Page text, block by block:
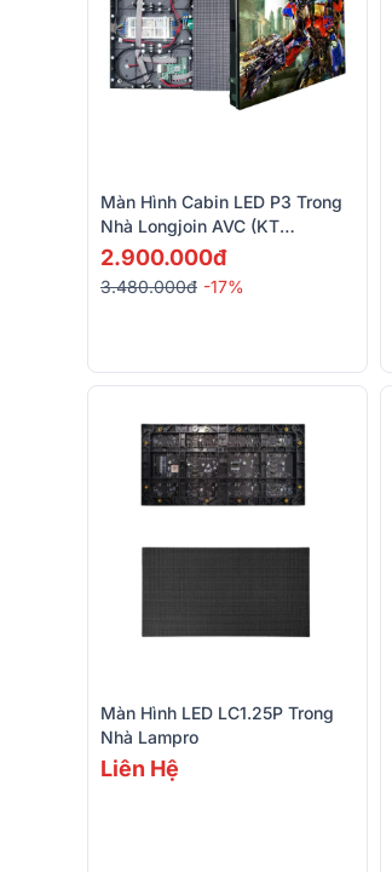
Màn Hình Cabin LED P3 Trong
Nhà Longjoin AVC (KT
640x480mm)
2.900.000đ
3.480.000đ -17%
Màn Hình LED LC1.25P Trong
Nhà Lampro
Liên Hệ